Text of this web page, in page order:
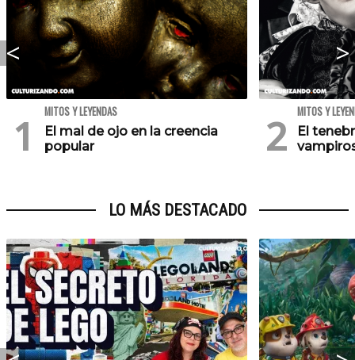
MITOS Y LEYENDAS
El mal de ojo en la creencia
popular
MITOS Y
El
LO MÁS DESTACADO